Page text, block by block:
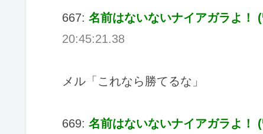
667: 名前はないないナイアガラよ！
20:45:21.38
メル「これなら勝てるな」
669: 名前はないないナイアガラよ！